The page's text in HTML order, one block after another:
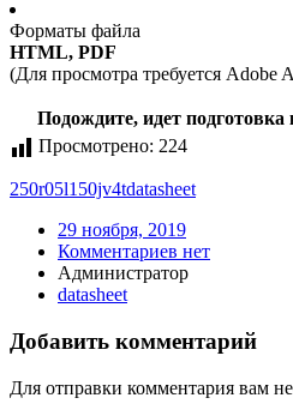
Форматы файла
HTML, PDF
(Для просмотра требуется Adobe
Подождите, идет
Просмотрено: 224
250r05l150jv4tdatasheet
29 ноября, 2019
Комментариев нет
Администратор
datasheet
Добавить комментарий
Для отправки комментария вам